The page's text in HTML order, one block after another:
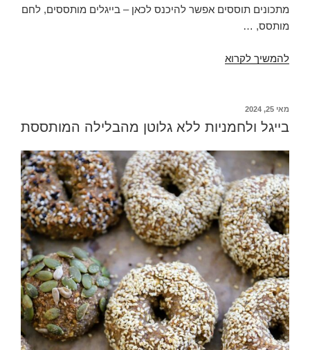
מתכונים תוססים אפשר להיכנס לכאן – בייגלים מותססים, לחם
מותסס, …
להמשיך לקרוא
המותססת
פורסם
מאי 25, 2024
בייגל ולחמניות ללא גלוטן מהבלילה המותססת